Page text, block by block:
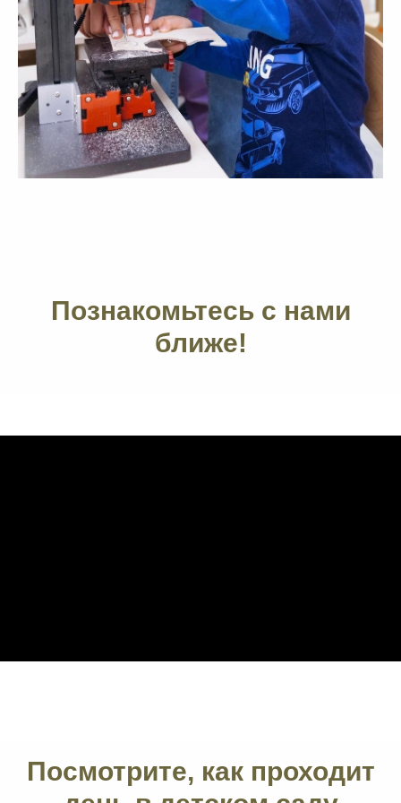
Познакомьтесь с нами
ближе!
Посмотрите, как проходит